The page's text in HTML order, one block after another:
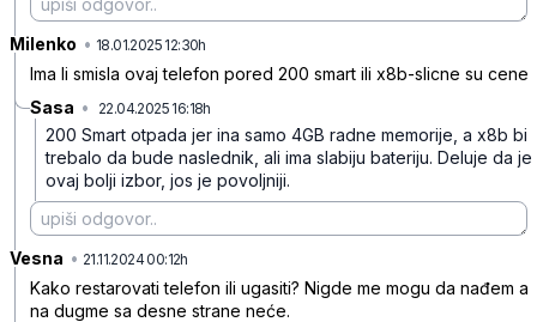
Milenko • 18.01.2025 12:30h
Ima li smisla ovaj telefon pored 200 smart ili x8b-slicne su cene
Sasa • 22.04.2025 16:18h
200 Smart otpada jer ina samo 4GB radne memorije, a x8b bi
trebalo da bude naslednik, ali ima slabiju bateriju. Deluje da je
ovaj bolji izbor, jos je povoljniji.
Vesna • 21.11.2024 00:12h
Kako restarovati telefon ili ugasiti? Nigde me mogu da nađem a
na dugme sa desne strane neće.